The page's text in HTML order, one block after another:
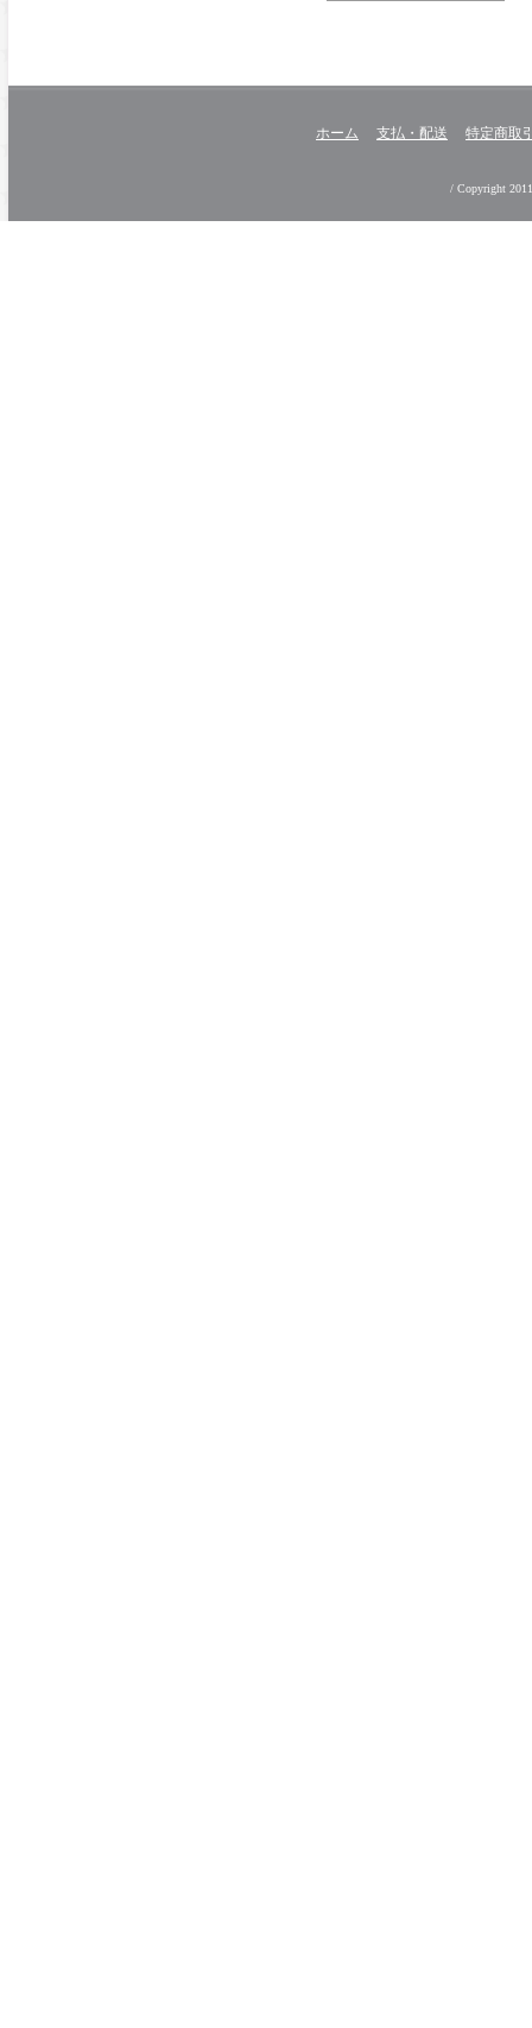
ホーム 支払・配送 特定商取
/ Copyright